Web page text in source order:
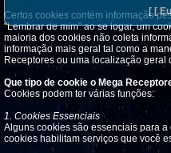
Certos cookies contém informação
"Lembrar de mim" ao se logar, um
maioria dos cookies não coleta
informação mais geral tal como a
Receptores ou uma localização geral
Que tipo de cookie o Mega
Cookies podem ter várias funções:
1. Cookies Essenciais
Alguns cookies são essenciais para
cookies habilitam serviços que você
[ [